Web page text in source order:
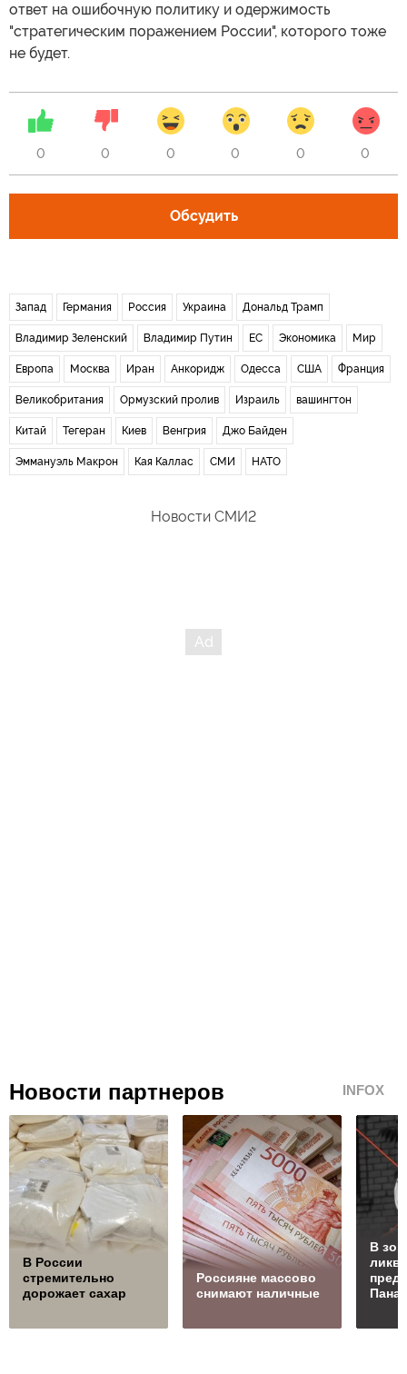
ответ на ошибочную политику и одержимость
"стратегическим поражением России", которого тоже
не будет.
0 0 0 0 0 0
Обсудить
Запад Германия Россия Украина Дональд Трамп
Владимир Зеленский Владимир Путин ЕС Экономика Мир
Европа Москва Иран Анкоридж Одесса США Франция
Великобритания Ормузский пролив Израиль вашингтон
Китай Тегеран Киев Венгрия Джо Байден
Эммануэль Макрон Кая Каллас СМИ НАТО
Новости СМИ2
Новости партнеров INFOX
В России
стремительно
дорожает сахар
Россияне массово
снимают наличные
В